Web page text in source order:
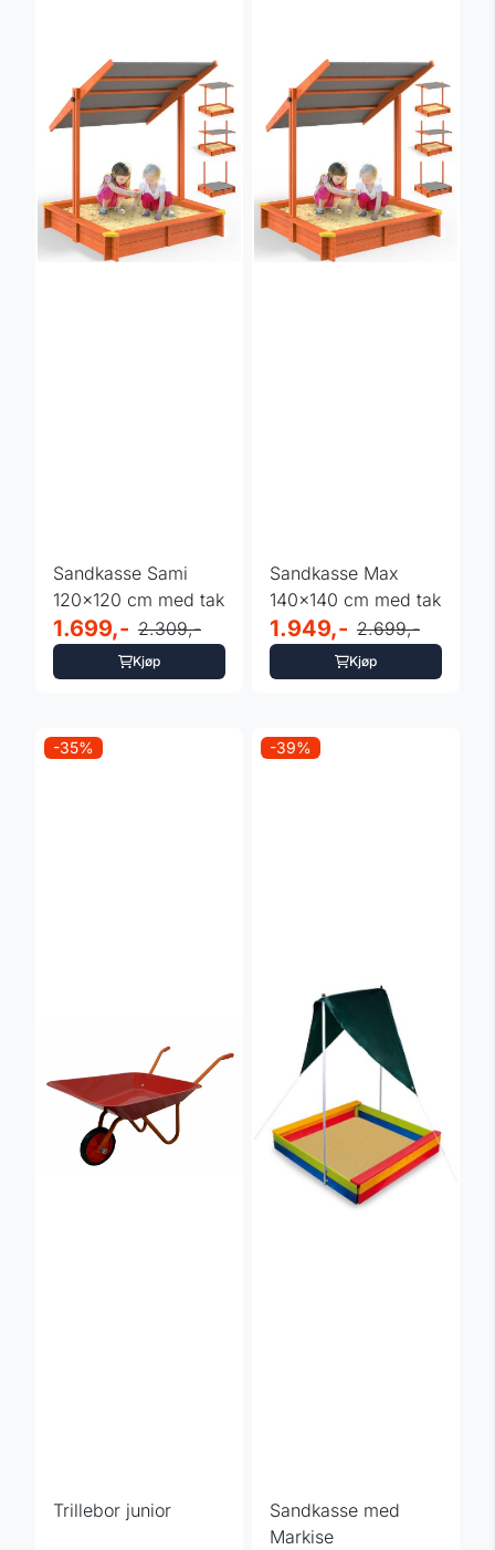
Sandkasse Sami
120x120 cm med tak
1.699,- 2.309,-
Kjøp
Sandkasse Max
140x140 cm med tak
1.949,- 2.699,-
Kjøp
-35%
Trillebor junior
-39%
Sandkasse med
Markise